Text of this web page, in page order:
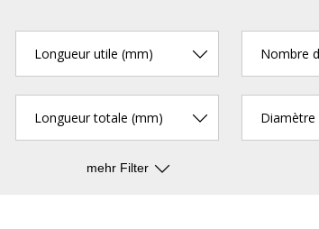
Longueur utile (mm)
Longueur totale (mm)
mehr Filter